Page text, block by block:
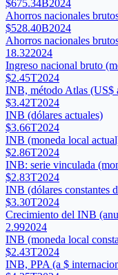
$675.34B2024
Ahorros nacionales
$528.40B2024
Ahorros nacionales
18.322024
Ingreso nacional bruto
$2.45T2024
INB, método Atlas (US$
$3.42T2024
INB (dólares actuales)
$3.66T2024
INB (moneda local
$2.86T2024
INB: serie vinculada
$2.83T2024
INB (dólares constantes
$3.30T2024
Crecimiento del INB
2.992024
INB (moneda local
$2.43T2024
INB, PPA (a $